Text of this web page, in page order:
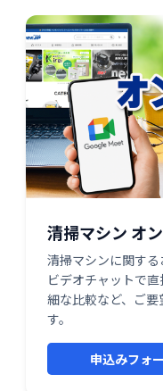
清掃マシン オ
清掃マシンに関す
ビデオチャットで
細な比較など、ご
す。
申込みフォ